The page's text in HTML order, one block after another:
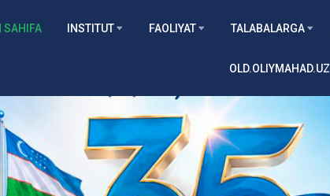
SAHIFA INSTITUT FAOLIYAT TALABALARGA
OLD.OLIYMAHAD.UZ